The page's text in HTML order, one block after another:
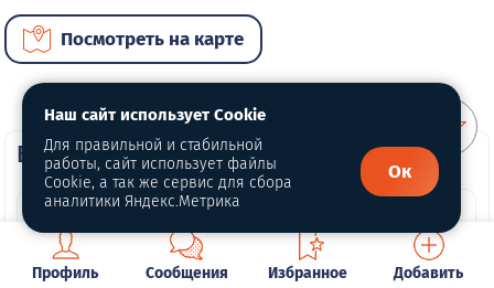
Посмотреть на карте
ВИП автомобили
Профиль Сообщения Избранное Добавить
Наш сайт использует Cookie
Для правильной и стабильной
работы, сайт использует файлы
Cookie, а так же сервис для сбора
аналитики Яндекс.Метрика
Ок